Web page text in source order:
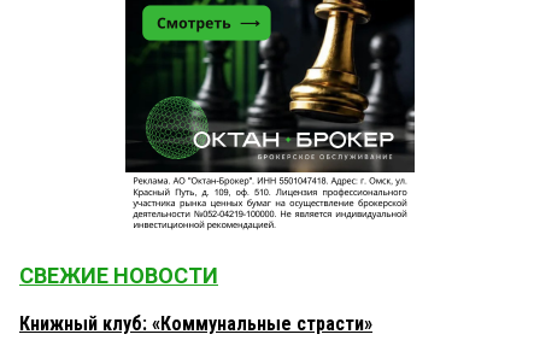
СВЕЖИЕ НОВОСТИ
Книжный клуб: «Коммунальные страсти»